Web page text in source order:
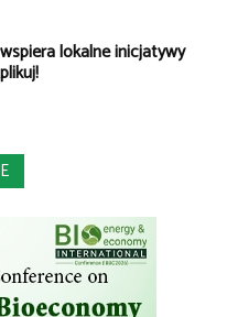
lokalne inicjatywy